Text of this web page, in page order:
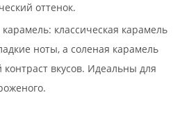
оттенок.
классическая карамель
ноты, а соленая карамель
вкусов. Идеальны для